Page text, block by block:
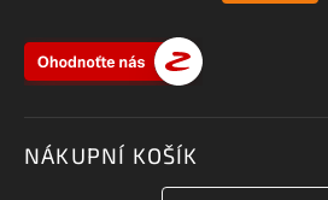
NÁKUPNÍ KOŠÍK